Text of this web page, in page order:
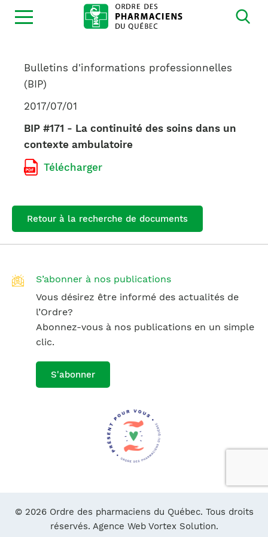
Ouvrir
la
Bulletins d'informations professionnelles
(BIP)
2017/07/01
BIP #171 - La continuité des soins dans un
contexte ambulatoire
Télécharger
Retour à la recherche de documents
S’abonner à nos publications
Vous désirez être informé des actualités de
l’Ordre?
Abonnez-vous à nos publications en un simple
clic.
S'abonner
© 2026 Ordre des pharmaciens du Québec. Tous droits
réservés. Agence Web Vortex Solution.